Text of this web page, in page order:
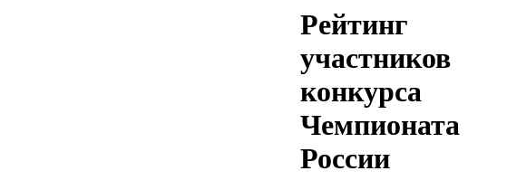
Рейтинг
участников
конкурса
Чемпионата
России